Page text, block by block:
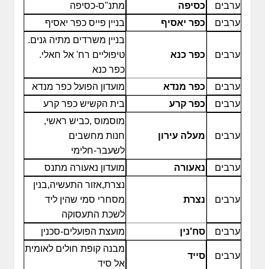
ערבים
כסיפה
מתנ"ס-כסיפה
ערבים
כפר יאסיף בניין פייס כפר יאסיף
ערבים כפר כנא
בניין משרדים מתיה גנים.
טיפוליים רח' אל חאלי.
כפר כנא
ערבים
כפר מנדא
מועדון הפועל כפר מנדא
ערבים
כפר קרע בית הקשיש כפר קרע
ערבים מעלה עירון
מוסמוס ,כביש ראשי,
חנות מחשבים
לשעבר-חלימי
ערבים
נאעורה מועדון נאעורה מתנס
ערבים נצרת
נצרת,אזור התעשיה,בנין
מסחרי סמי שהין ליד
לשכת התעסוקה
ערבים
סח'נין מועצת הפועלים-סכנין
ערבים סייד
מבנה קופת חולים לאומית
אל סיד